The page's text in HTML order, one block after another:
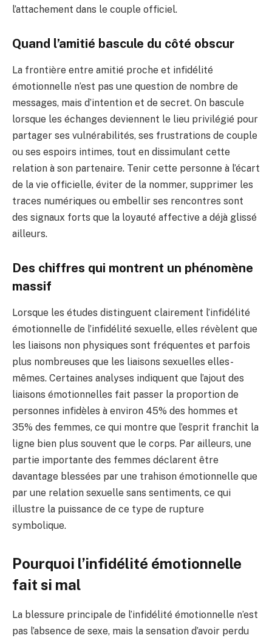
l’attachement dans le couple officiel.
Quand l’amitié bascule du côté obscur
La frontière entre amitié proche et infidélité
émotionnelle n’est pas une question de nombre de
messages, mais d’intention et de secret. On bascule
lorsque les échanges deviennent le lieu privilégié pour
partager ses vulnérabilités, ses frustrations de couple
ou ses espoirs intimes, tout en dissimulant cette
relation à son partenaire. Tenir cette personne à l’écart
de la vie officielle, éviter de la nommer, supprimer les
traces numériques ou embellir ses rencontres sont
des signaux forts que la loyauté affective a déjà glissé
ailleurs.
Des chiffres qui montrent un phénomène
massif
Lorsque les études distinguent clairement l’infidélité
émotionnelle de l’infidélité sexuelle, elles révèlent que
les liaisons non physiques sont fréquentes et parfois
plus nombreuses que les liaisons sexuelles elles-
mêmes. Certaines analyses indiquent que l’ajout des
liaisons émotionnelles fait passer la proportion de
personnes infidèles à environ 45% des hommes et
35% des femmes, ce qui montre que l’esprit franchit la
ligne bien plus souvent que le corps. Par ailleurs, une
partie importante des femmes déclarent être
davantage blessées par une trahison émotionnelle que
par une relation sexuelle sans sentiments, ce qui
illustre la puissance de ce type de rupture
symbolique.
Pourquoi l’infidélité émotionnelle
fait si mal
La blessure principale de l’infidélité émotionnelle n’est
pas l’absence de sexe, mais la sensation d’avoir perdu